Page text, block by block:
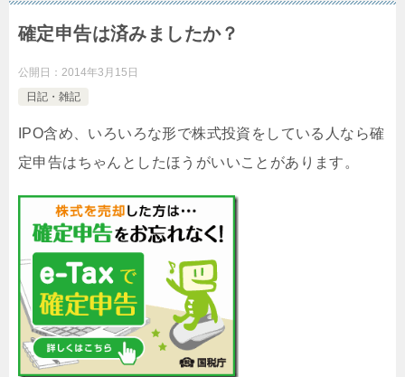
確定申告は済みましたか？
公開日： 2014年3月15日
日記・雑記
IPO含め、いろいろな形で株式投資をしている人なら確
定申告はちゃんとしたほうがいいことがあります。